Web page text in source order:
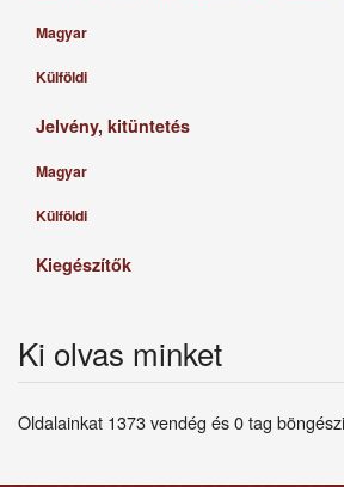
Magyar
Külföldi
Jelvény, kitüntetés
Magyar
Külföldi
Kiegészítők
Ki olvas minket
Oldalainkat 1373 vendég és 0 tag böngészi